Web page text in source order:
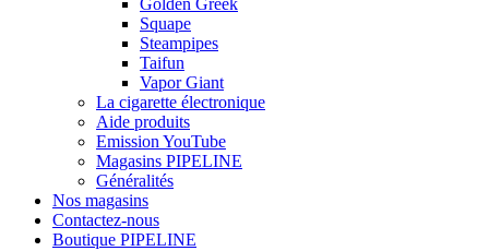
Golden Greek
Squape
Steampipes
Taifun
Vapor Giant
La cigarette électronique
Aide produits
Emission YouTube
Magasins PIPELINE
Généralités
Nos magasins
Contactez-nous
Boutique PIPELINE